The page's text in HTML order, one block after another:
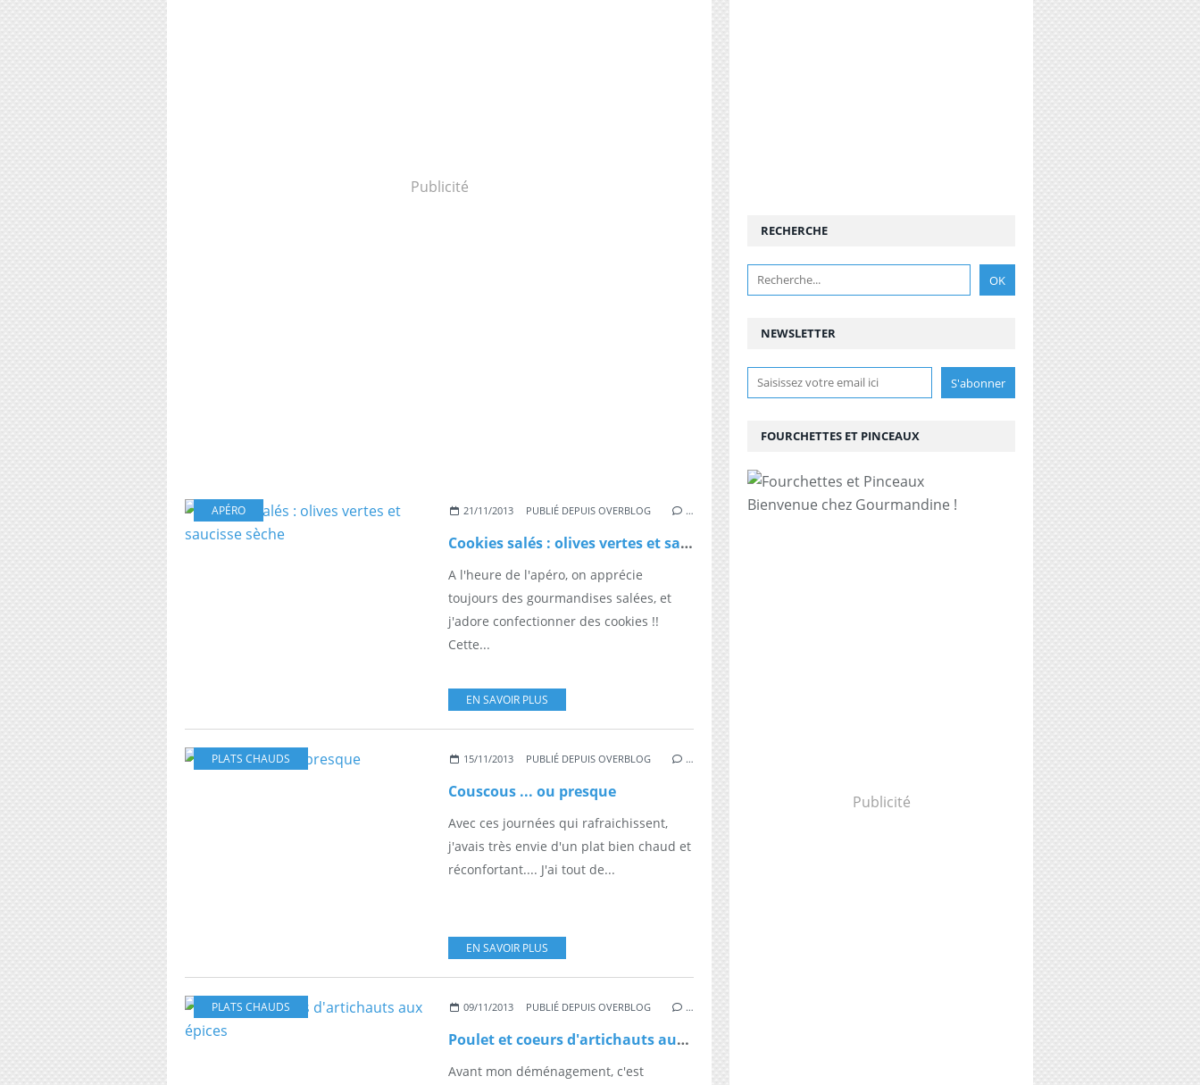
Publicité
APÉRO 21/11/2013 PUBLIÉ DEPUIS OVERBLOG …
Cookies salés : olives vertes et saucisse sèche
A l'heure de l'apéro, on apprécie
toujours des gourmandises salées, et
j'adore confectionner des cookies !!
Cette...
EN SAVOIR PLUS
PLATS CHAUDS 15/11/2013 PUBLIÉ DEPUIS OVERBLOG …
Couscous ... ou presque
Avec ces journées qui rafraichissent,
j'avais très envie d'un plat bien chaud et
réconfortant.... J'ai tout de...
EN SAVOIR PLUS
PLATS CHAUDS 09/11/2013 PUBLIÉ DEPUIS OVERBLOG …
Poulet et coeurs d'artichauts aux épices
Avant mon déménagement, c'est
NEWSLETTER
RECHERCHE
FOURCHETTES ET PINCEAUX
Bienvenue chez Gourmandine !
Publicité